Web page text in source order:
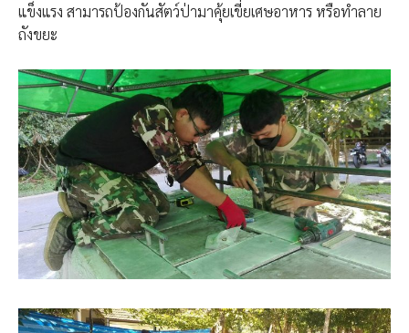
แข็งแรง สามารถป้องกันสัตว์ป่ามาคุ้ยเขี่ยเศษอาหาร หรือทำลาย
ถังขยะ